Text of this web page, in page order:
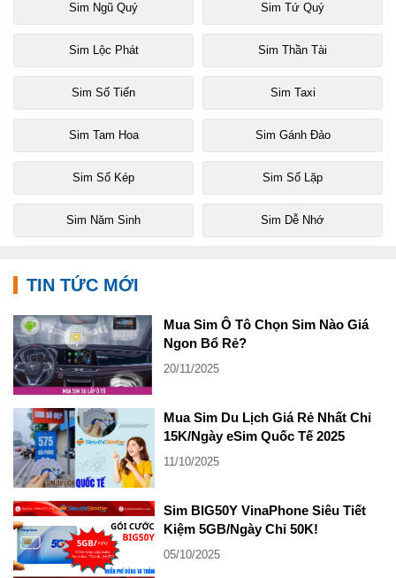
Sim Ngũ Quý Sim Tứ Quý
Sim Lộc Phát Sim Thần Tài
Sim Số Tiến Sim Taxi
Sim Tam Hoa Sim Gánh Đảo
Sim Số Kép Sim Số Lặp
Sim Năm Sinh Sim Dễ Nhớ
TIN TỨC MỚI
Mua Sim Ô Tô Chọn Sim Nào Giá
Ngon Bổ Rẻ?
20/11/2025
Mua Sim Du Lịch Giá Rẻ Nhất Chỉ
15K/Ngày eSim Quốc Tế 2025
11/10/2025
Sim BIG50Y VinaPhone Siêu Tiết
Kiệm 5GB/Ngày Chỉ 50K!
05/10/2025